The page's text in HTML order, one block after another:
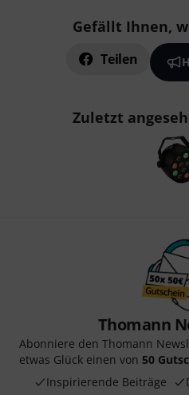
Gefällt Ihnen,
Teilen
Zuletzt
Thomann
Abonniere den Thomann
etwas Glück einen von 50
Inspirierende Beiträge